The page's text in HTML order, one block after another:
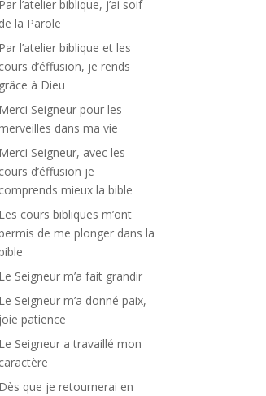
Par l’atelier biblique, j’ai soif
de la Parole
Par l’atelier biblique et les
cours d’éffusion, je rends
grâce à Dieu
Merci Seigneur pour les
dans ma vie
Merci Seigneur, avec les
cours d’éffusion je
comprends mieux la bible
Les cours bibliques m’ont
de me plonger dans la
Le Seigneur m’a fait grandir
Le Seigneur m’a donné paix,
joie patience
Le Seigneur a travaillé mon
caractère
Dès que je retournerai en